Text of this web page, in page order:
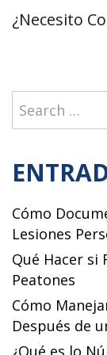
Next
¿Necesito
Search
Cómo
Lesiones
Qué Hacer si
Peatones
Cómo
Después de
¿Qué es lo